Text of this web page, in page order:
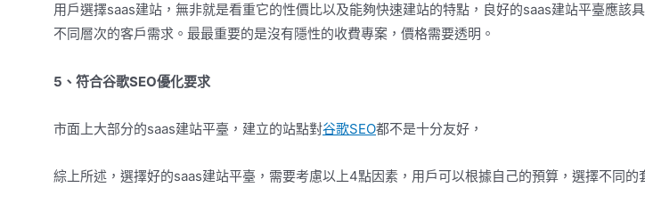
用戶選擇saas建站，無非就是看重它的性價比以及能夠快速建站的特點，良好的saas建站平臺應該
不同層次的客戶需求。最最重要的是沒有隱性的收費專案，價格需要透明。
5、符合谷歌SEO優化要求
市面上大部分的saas建站平臺，建立的站點對谷歌SEO都不是十分友好，
綜上所述，選擇好的saas建站平臺，需要考慮以上4點因素，用戶可以根據自己的預算，選擇不同的